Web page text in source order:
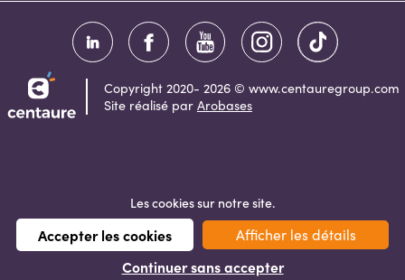
Copyright 2020- 2026 © www.centauregroup.com
Site réalisé par Arobases
Les cookies sur notre site.
Accepter les cookies Afficher les détails
Continuer sans accepter